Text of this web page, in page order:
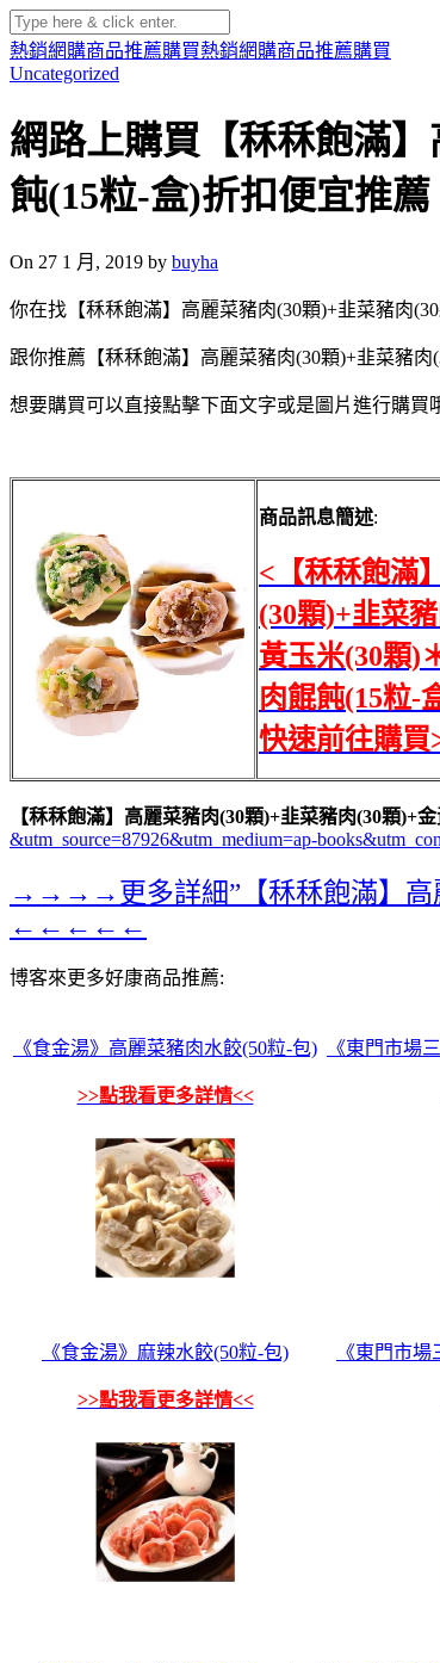
熱銷網購商品推薦購買熱銷網購商品推薦購買
Uncategorized
網路上購買【秝秝飽滿
飩(15粒-盒)折扣便宜推薦
On 27 1 月, 2019 by buyha
你在找【秝秝飽滿】高麗菜豬肉(30顆)+韭菜豬肉
跟你推薦【秝秝飽滿】高麗菜豬肉(30顆)+韭菜豬
想要購買可以直接點擊下面文字或是圖片進行購買
商品訊息簡述:
<【秝秝飽滿
(30顆)+韭菜
黃玉米(30顆)
肉餛飩(15粒-
快速前往購買
【秝秝飽滿】高麗菜豬肉(30顆)+韭菜豬肉(30顆)+
&utm_source=87926&utm_medium=ap-
→→→→更多詳細”【秝秝飽滿】高
←←←←←
博客來更多好康商品推薦:
《食金湯》高麗菜豬肉水餃(50粒-包)
>>點我看更多詳情<<
《東門市場
《食金湯》麻辣水餃(50粒-包)
>>點我看更多詳情<<
《東門市